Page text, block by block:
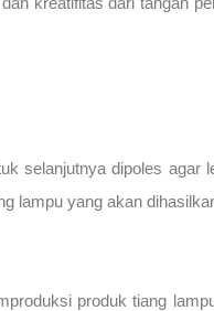
selanjutnya dipoles
lampu yang akan
produk tiang